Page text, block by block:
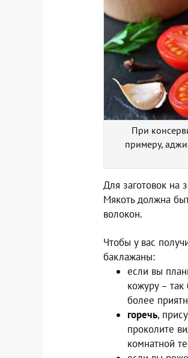
При
примеру,
Для заготовок на
Мякоть должна
волокон.
Чтобы у вас
баклажаны:
если вы
кожуру –
более
горечь,
проколите
комнатной